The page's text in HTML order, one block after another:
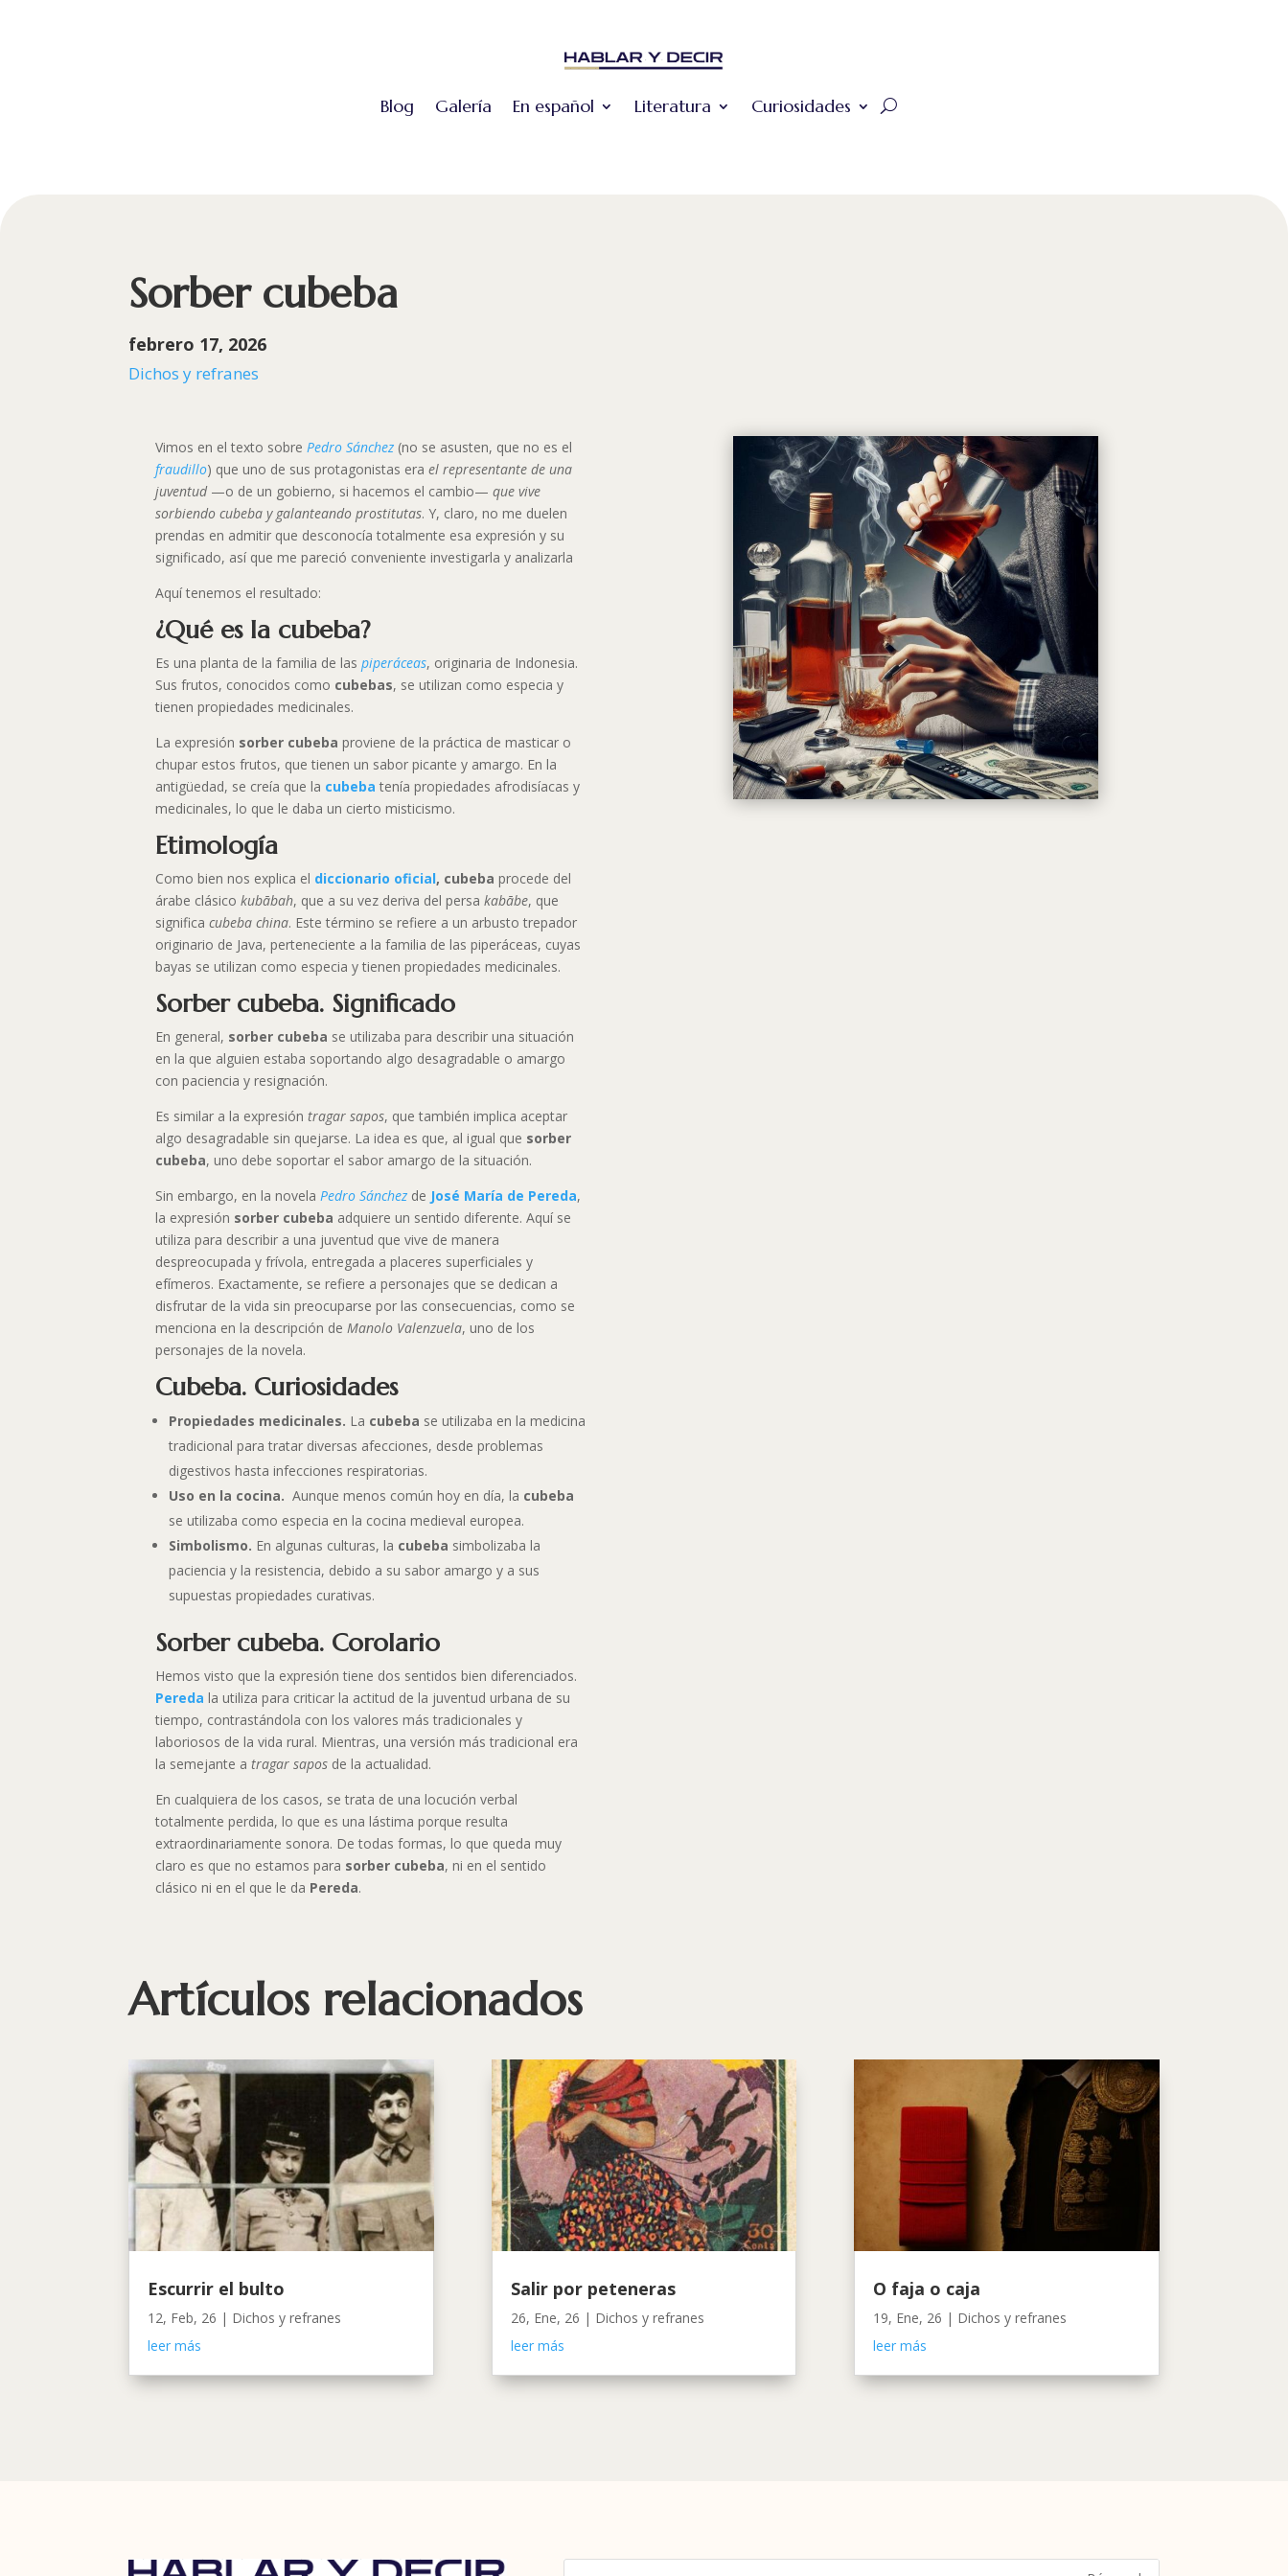
Blog Galería En español Literatura Curiosidades
Sorber cubeba
febrero 17, 2026
Dichos y refranes
Vimos en el texto sobrePedro Sánchez (no se asusten, que no es el
fraudillo) que uno de sus protagonistas erael representante de una
juventud—o de un gobierno, si hacemos el cambio—que vive
sorbiendo cubeba y galanteando prostitutas. Y, claro, no me duelen
prendas en admitir que desconocía totalmente esa expresión y su
significado, así que me pareció conveniente investigarla y analizarla
Aquí tenemos el resultado:
¿Qué es la cubeba?
Es una planta de la familia de laspiperáceas, originaria de Indonesia.
Sus frutos, conocidos como cubebas, se utilizan como especia y
tienen propiedades medicinales.
La expresión sorber cubeba proviene de la práctica de masticar o
chupar estos frutos, que tienen un sabor picante y amargo. En la
antigüedad, se creía que la cubebatenía propiedades afrodisíacas y
medicinales, lo que le daba un cierto misticismo.
Etimología
Como bien nos explica el diccionario oficial, cubebaprocede del
árabe clásicokubābah, que a su vez deriva del persakabābe, que
significacubeba china. Este término se refiere a un arbusto trepador
originario de Java, perteneciente a la familia de las piperáceas, cuyas
bayas se utilizan como especia y tienen propiedades medicinales.
Sorber cubeba. Significado
En general, sorber cubeba se utilizaba para describir una situación
en la que alguien estaba soportando algo desagradable o amargo
con paciencia y resignación.
Es similar a la expresióntragar sapos, que también implica aceptar
algo desagradable sin quejarse. La idea es que, al igual que sorber
cubeba, uno debe soportar el sabor amargo de la situación.
Sin embargo, en la novelaPedro Sánchez de José María de Pereda,
la expresión sorber cubeba adquiere un sentido diferente. Aquí se
utiliza para describir a una juventud que vive de manera
despreocupada y frívola, entregada a placeres superficiales y
efímeros. Exactamente, se refiere a personajes que se dedican a
disfrutar de la vida sin preocuparse por las consecuencias, como se
menciona en la descripción deManolo Valenzuela, uno de los
personajes de la novela.
Cubeba. Curiosidades
Propiedades medicinales. La cubeba se utilizaba en la medicina
tradicional para tratar diversas afecciones, desde problemas
digestivos hasta infecciones respiratorias.
Uso en la cocina. Aunque menos común hoy en día, la cubeba
se utilizaba como especia en la cocina medieval europea.
Simbolismo. En algunas culturas, la cubeba simbolizaba la
paciencia y la resistencia, debido a su sabor amargo y a sus
supuestas propiedades curativas.
Sorber cubeba. Corolario
Hemos visto que la expresión tiene dos sentidos bien diferenciados.
Pereda la utiliza para criticar la actitud de la juventud urbana de su
tiempo, contrastándola con los valores más tradicionales y
laboriosos de la vida rural. Mientras, una versión más tradicional era
la semejante atragar sapos de la actualidad.
En cualquiera de los casos, se trata de una locución verbal
totalmente perdida, lo que es una lástima porque resulta
extraordinariamente sonora. De todas formas, lo que queda muy
claro es que no estamos para sorber cubeba, ni en el sentido
clásico ni en el que le da Pereda.
Artículos relacionados
Escurrir el bulto
12, Feb, 26 | Dichos y refranes
leer más
Salir por peteneras
26, Ene, 26 | Dichos y refranes
leer más
O faja o caja
19, Ene, 26 | Dichos y refranes
leer más